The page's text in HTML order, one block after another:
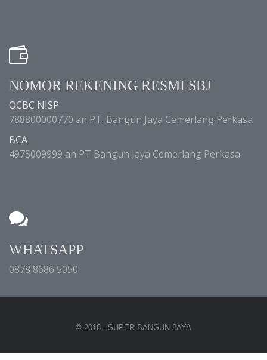
NOMOR REKENING RESMI SBJ
OCBC NISP
788800000770 an PT. Bangun Jaya Cemerlang Perkasa
BCA
4975009999 an PT Bangun Jaya Cemerlang Perkasa
WHATSAPP
0878 8686 5050
© 2018 - SUPER BANGUN JAYA